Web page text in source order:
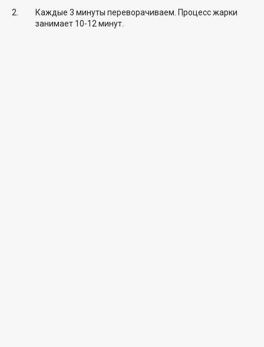
Каждые 3 минуты переворачиваем. Процесс жарки
занимает 10-12 минут.